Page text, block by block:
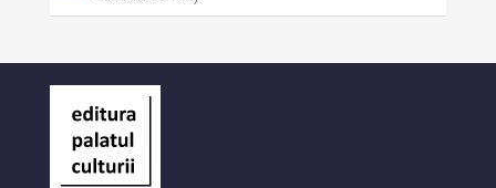
MediCult - Revista de mediere
culturală III (2024)
MediCult - Revista de mediere
culturală II (2023)